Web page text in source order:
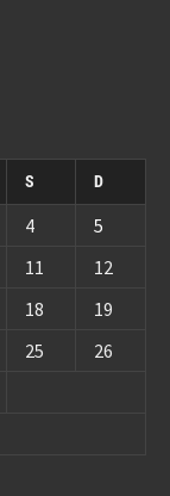
S D
4
5
11
12
18
19
25
26